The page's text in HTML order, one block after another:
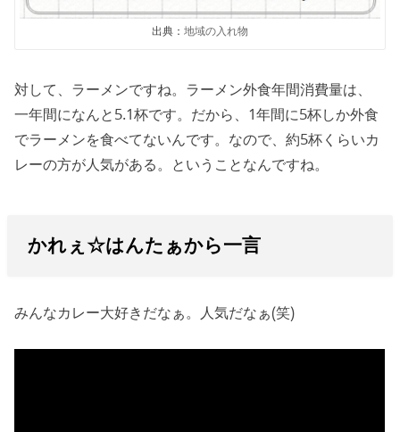
出典： 地域の入れ物
対して、ラーメンですね。ラーメン外食年間消費量は、
一年間になんと5.1杯です。だから、1年間に5杯しか外食
でラーメンを食べてないんです。なので、約5杯くらいカ
レーの方が人気がある。ということなんですね。
かれぇ☆はんたぁから一言
みんなカレー大好きだなぁ。人気だなぁ(笑)